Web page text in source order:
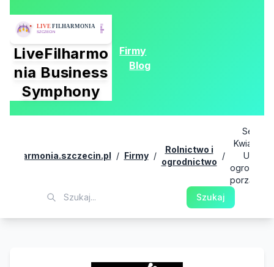
LiveFilharmo
nia Business
Symphony
Firmy
Blog
/ Firmy /
Rolnictwo i
ogrodnictwo
/
Serwis
Kwiatowy
Usługi
Szukaj